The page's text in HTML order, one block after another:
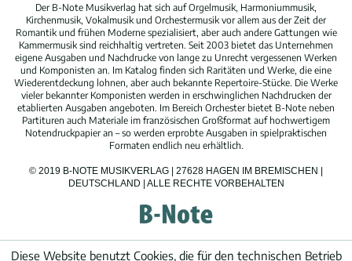
Der B-Note Musikverlag hat sich auf Orgelmusik, Harmoniummusik,
Kirchenmusik, Vokalmusik und Orchestermusik vor allem aus der Zeit der
Romantik und frühen Moderne spezialisiert, aber auch andere Gattungen wie
Kammermusik sind reichhaltig vertreten. Seit 2003 bietet das Unternehmen
eigene Ausgaben und Nachdrucke von lange zu Unrecht vergessenen Werken
und Komponisten an. Im Katalog finden sich Raritäten und Werke, die eine
Wiederentdeckung lohnen, aber auch bekannte Repertoire-Stücke. Die Werke
vieler bekannter Komponisten werden in erschwinglichen Nachdrucken der
etablierten Ausgaben angeboten. Im Bereich Orchester bietet B-Note neben
Partituren auch Materiale im französischen Großformat auf hochwertigem
Notendruckpapier an – so werden erprobte Ausgaben in spielpraktischen
Formaten endlich neu erhältlich.
© 2019 B-NOTE MUSIKVERLAG | 27628 HAGEN IM BREMISCHEN |
DEUTSCHLAND | ALLE RECHTE VORBEHALTEN
Diese Website benutzt Cookies, die für den technischen Betrieb